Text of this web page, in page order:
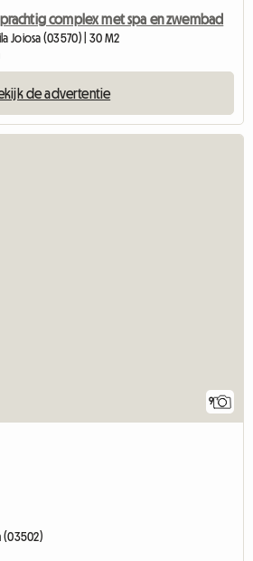
complex met spa en zwembad
Joiosa (03570) | 30 M2
de advertentie
9
(03502)